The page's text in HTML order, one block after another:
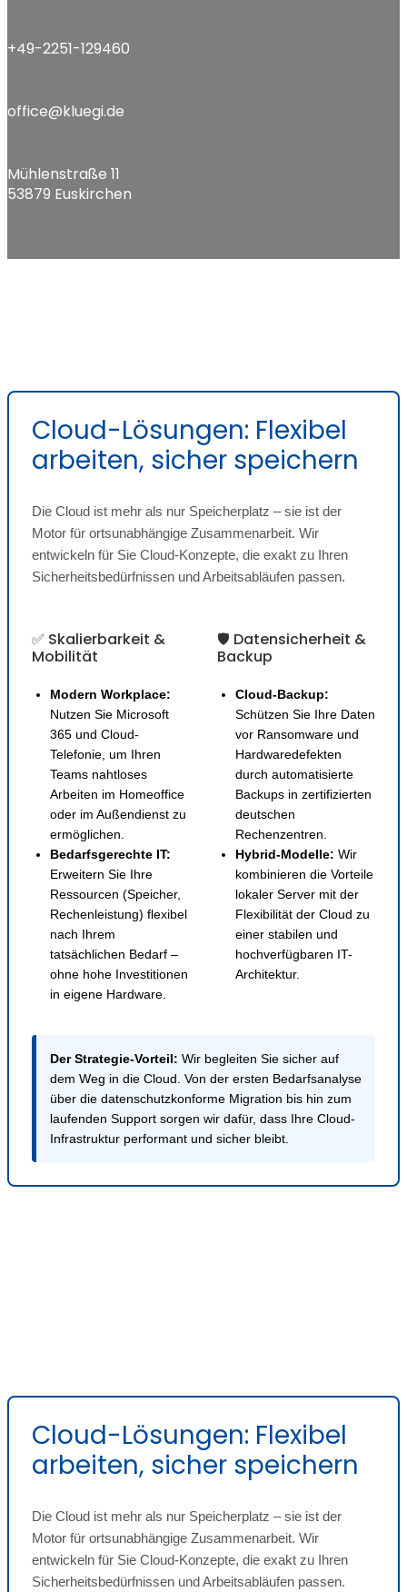
+49-2251-129460
office@kluegi.de
Mühlenstraße 11
53879 Euskirchen
Cloud-Lösungen: Flexibel
arbeiten, sicher speichern
Die Cloud ist mehr als nur Speicherplatz – sie ist der
Motor für ortsunabhängige Zusammenarbeit. Wir
entwickeln für Sie Cloud-Konzepte, die exakt zu Ihren
Sicherheitsbedürfnissen und Arbeitsabläufen passen.
✅ Skalierbarkeit &
Mobilität
Modern Workplace:
Nutzen Sie Microsoft
365 und Cloud-
Telefonie, um Ihren
Teams nahtloses
Arbeiten im Homeoffice
oder im Außendienst zu
ermöglichen.
Bedarfsgerechte IT:
Erweitern Sie Ihre
Ressourcen (Speicher,
Rechenleistung) flexibel
nach Ihrem
tatsächlichen Bedarf –
ohne hohe Investitionen
in eigene Hardware.
🛡️ Datensicherheit &
Backup
Cloud-Backup:
Schützen Sie Ihre Daten
vor Ransomware und
Hardwaredefekten
durch automatisierte
Backups in zertifizierten
deutschen
Rechenzentren.
Hybrid-Modelle: Wir
kombinieren die Vorteile
lokaler Server mit der
Flexibilität der Cloud zu
einer stabilen und
hochverfügbaren IT-
Architektur.
Der Strategie-Vorteil: Wir begleiten Sie sicher auf
dem Weg in die Cloud. Von der ersten Bedarfsanalyse
über die datenschutzkonforme Migration bis hin zum
laufenden Support sorgen wir dafür, dass Ihre Cloud-
Infrastruktur performant und sicher bleibt.
Cloud-Lösungen: Flexibel
arbeiten, sicher speichern
Die Cloud ist mehr als nur Speicherplatz – sie ist der
Motor für ortsunabhängige Zusammenarbeit. Wir
entwickeln für Sie Cloud-Konzepte, die exakt zu Ihren
Sicherheitsbedürfnissen und Arbeitsabläufen passen.